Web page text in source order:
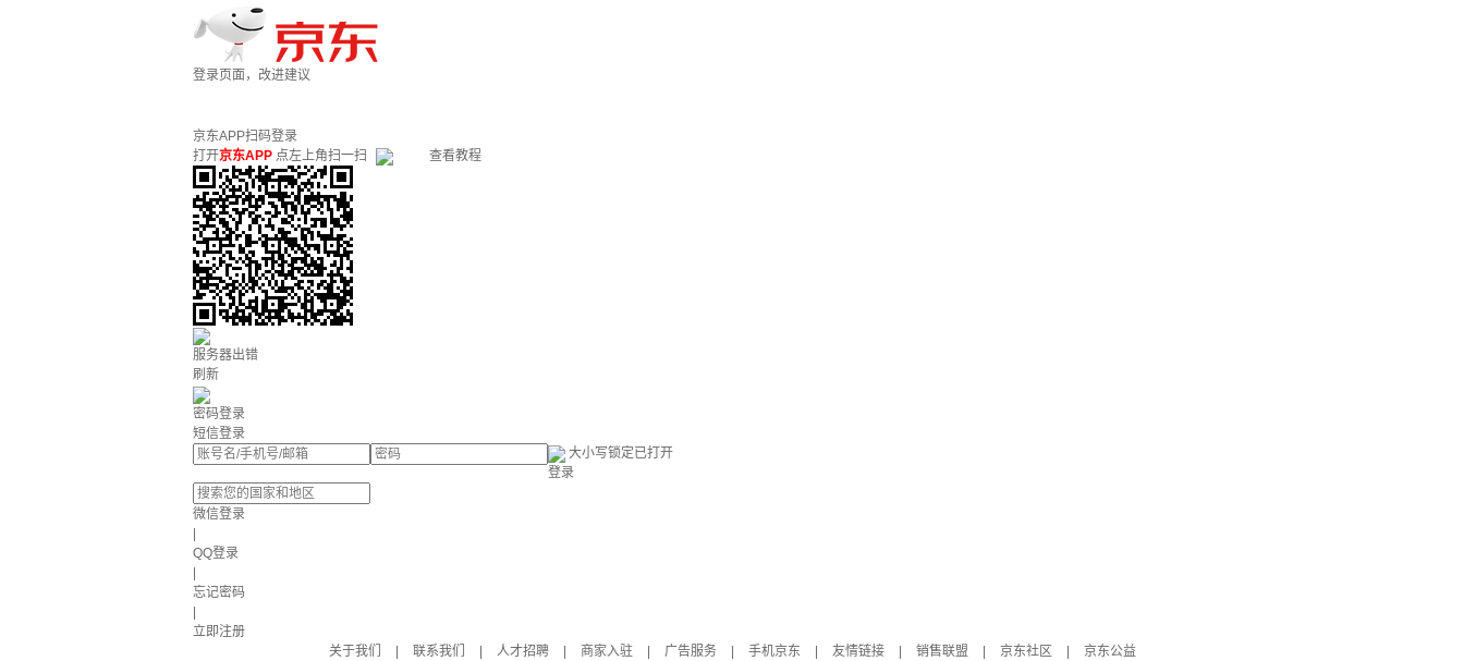
登录页面，改进建议
京东APP扫码登录
打开京东APP 点左上角扫一扫 查看教程
服务器出错
刷新
密码登录
短信登录
大小写锁定已打开
登录
微信登录
QQ登录
忘记密码
立即注册
关于我们
联系我们 人才招聘 商家入驻 广告服务 手机京东 友情链接 销售联盟 京东社区
京东公益